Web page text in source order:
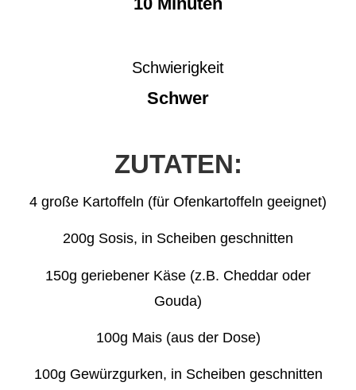
Schwierigkeit
Schwer
ZUTATEN:
4 große Kartoffeln (für Ofenkartoffeln geeignet)
200g Sosis, in Scheiben geschnitten
150g geriebener Käse (z.B. Cheddar oder
Gouda)
100g Mais (aus der Dose)
100g Gewürzgurken, in Scheiben geschnitten